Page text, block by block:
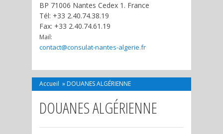
BP 71006 Nantes Cedex 1. France
Tél: +33 2.40.74.38.19
Fax: +33 2.40.74.61.19
Mail:
contact@consulat-nantes-algerie.fr
Accueil » DOUANES ALGÉRIENNE
DOUANES ALGÉRIENNE